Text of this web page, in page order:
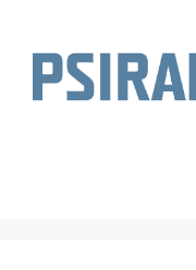
springen